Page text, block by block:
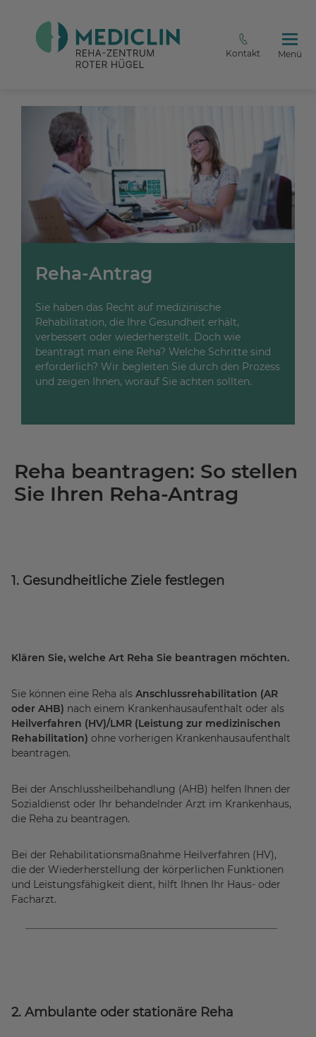
Kontakt Menü
Reha-Antrag
Sie haben das Recht auf medizinische
Rehabilitation, die Ihre Gesundheit erhält,
verbessert oder wiederherstellt. Doch wie
beantragt man eine Reha? Welche Schritte sind
erforderlich? Wir begleiten Sie durch den Prozess
und zeigen Ihnen, worauf Sie achten sollten.
Reha beantragen: So stellen
Sie Ihren Reha-Antrag
1. Gesundheitliche Ziele festlegen
Klären Sie, welche Art Reha Sie beantragen möchten.
Sie können eine Reha als Anschlussrehabilitation (AR
oder AHB) nach einem Krankenhausaufenthalt oder als
Heilverfahren (HV)/LMR (Leistung zur medizinischen
Rehabilitation) ohne vorherigen Krankenhausaufenthalt
beantragen.
Bei der Anschlussheilbehandlung (AHB) helfen Ihnen der
Sozialdienst oder Ihr behandelnder Arzt im Krankenhaus,
die Reha zu beantragen.
Bei der Rehabilitationsmaßnahme Heilverfahren (HV),
die der Wiederherstellung der körperlichen Funktionen
und Leistungsfähigkeit dient, hilft Ihnen Ihr Haus- oder
Facharzt.
2. Ambulante oder stationäre Reha